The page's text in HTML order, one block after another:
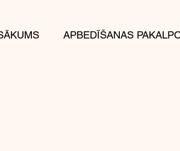
APBEDĪŠANAS